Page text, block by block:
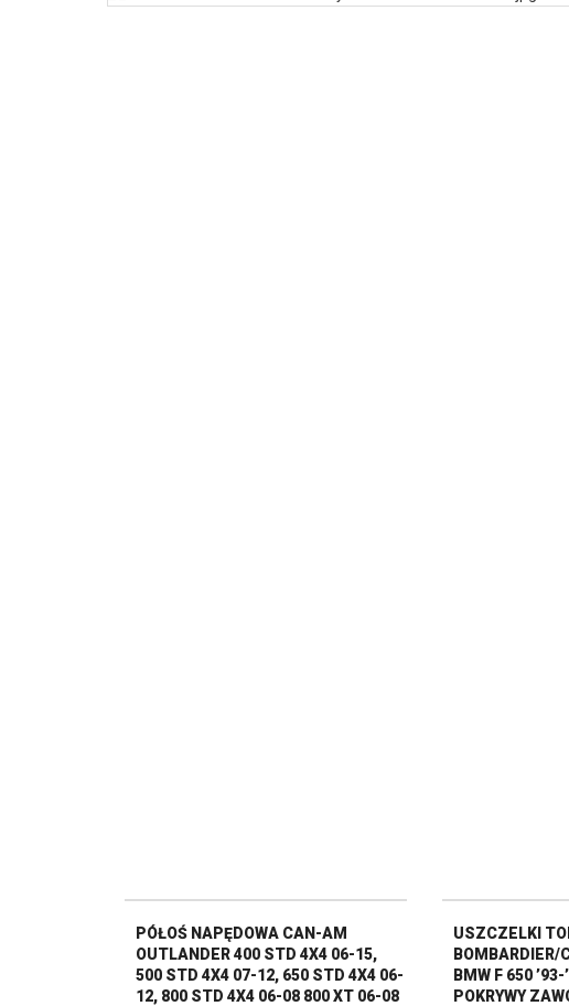
PÓŁOŚ NAPĘDOWA CAN-AM
OUTLANDER 400 STD 4X4 06-15,
500 STD 4X4 07-12, 650 STD 4X4 06-
12, 800 STD 4X4 06-08 800 XT 06-08
USZCZELKI
BMW F 650
POKRYWY